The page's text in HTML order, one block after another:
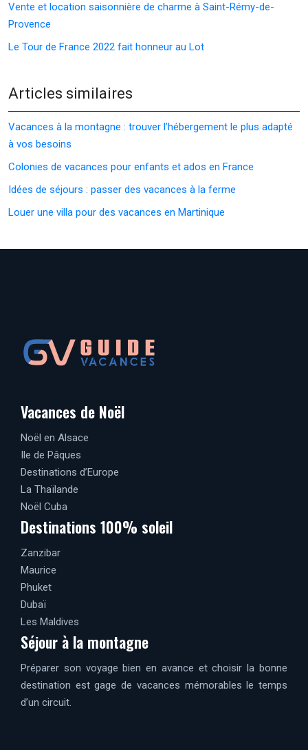
Vente et location saisonnière de charme à Saint-Rémy-de-
Provence
Le Tour de France 2022 fait honneur au Lot
Articles similaires
Vacances à la montagne : trouver l’hébergement le plus adapté
à vos besoins
Colonies de vacances pour enfants et ados en France
Idées de séjours : passer des vacances à la ferme
Louer une villa pour des vacances en Martinique
Vacances de Noël
Noël en Alsace
Ile de Pâques
Destinations d’Europe
La Thaïlande
Noël Cuba
Destinations 100% soleil
Zanzibar
Maurice
Phuket
Dubaï
Les Maldives
Séjour à la montagne
Préparer son voyage bien en avance et choisir la bonne
destination est gage de vacances mémorables le temps
d’un circuit.